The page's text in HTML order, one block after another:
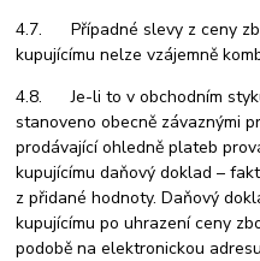
4.7. Případné slevy z ceny
kupujícímu nelze vzájemně
4.8. Je-li to v obchodním
stanoveno obecně závaznými
prodávající ohledně plateb
kupujícímu daňový doklad –
z přidané hodnoty. Daňový
kupujícímu po uhrazení ceny
podobě na elektronickou